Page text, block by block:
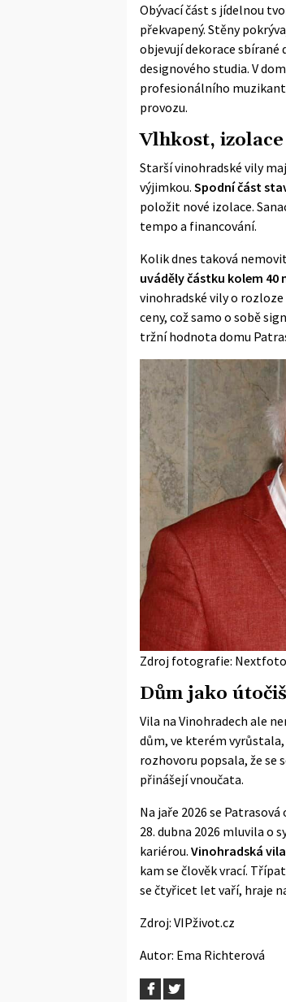
Obývací část s jídelnou
překvapený. Stěny
objevují dekorace
designového studia. V
profesionálního
provozu.
Vlhkost,
Starší vinohradské vily
výjimkou. Spodní část
položit nové izolace.
tempo a financování.
Kolik dnes taková
uváděly částku kolem 40
vinohradské vily o
ceny, což samo o sobě
tržní hodnota domu
Zdroj fotografie: Nextfoto
Dům jako
Vila na Vinohradech ale
dům, ve kterém
rozhovoru popsala, že se
přinášejí vnoučata.
Na jaře 2026 se
28. dubna 2026 mluvila o
kariérou. Vinohradská
kam se člověk vrací.
se čtyřicet let vaří, hraje
Zdroj: VIPživot.cz
Autor: Ema Richterová